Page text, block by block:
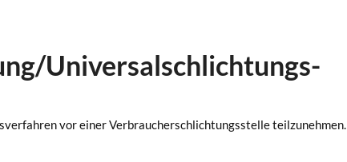
Universal­schlichtungs­
vor einer Verbraucherschlichtungsstelle teilzunehmen.